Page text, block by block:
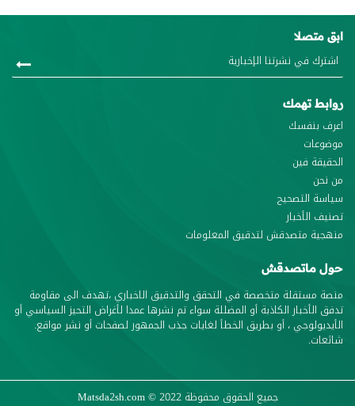
ابق متصلا
روابط تهمك
اعرف بنفسك
موضوعات
الحقيقة فين
من نحن
سياسة التصحيح
تصنيف الأخبار
منهجية متصدقش لتدقيق المعلومات
حول ماتصدقش
منصة مستقلة متخصصة في التحقق والتدقيق الاخباري ،تهدف الى مقاومة
تدفق الأخبار الكاذبة أو المضللة سواء تم نشرها عمدا لأغراض التحيز السياسي أو
الأيديولوجي ، أو بطريق الخطأ لغايات جذب الجمهور لصفحات أو نشر مواقع.
شائعات.
جميع الحقوق محفوظة Matsda2sh.com© 2022